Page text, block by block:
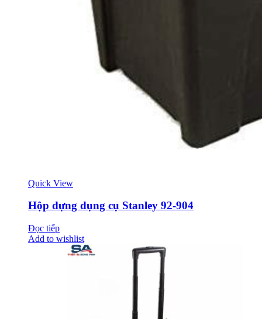
Quick View
Hộp đựng dụng cụ Stanley 92-904
Đọc tiếp
Add to wishlist